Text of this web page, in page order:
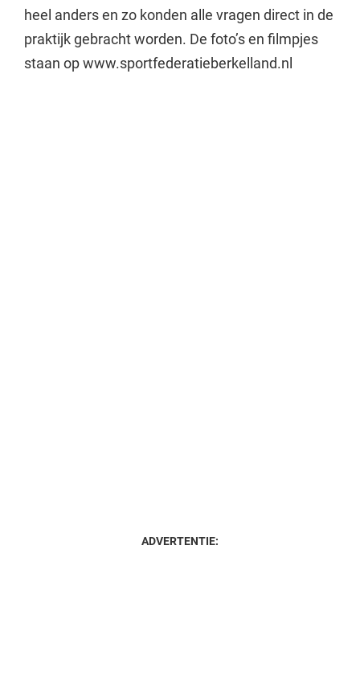
heel anders en zo konden alle vragen direct in de
praktijk gebracht worden. De foto’s en filmpjes
staan op www.sportfederatieberkelland.nl
ADVERTENTIE: